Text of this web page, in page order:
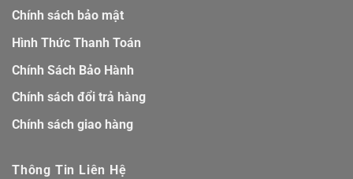
Chính sách bảo mật
Hình Thức Thanh Toán
Chính Sách Bảo Hành
Chính sách đổi trả hàng
Chính sách giao hàng
Thông Tin Liên Hệ